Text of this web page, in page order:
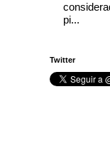
pi...
Twitter